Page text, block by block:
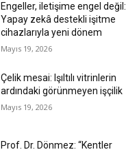
Engeller, iletişime engel değil:
Yapay zekâ destekli işitme
cihazlarıyla yeni dönem
Mayıs 19, 2026
Çelik mesai: Işıltılı vitrinlerin
ardındaki görünmeyen işçilik
Mayıs 19, 2026
Prof. Dr. Dönmez: “Kentler